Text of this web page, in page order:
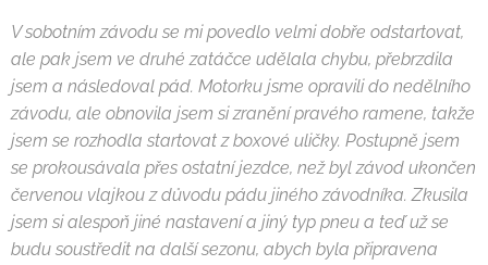
V sobotním závodu se mi povedlo velmi dobře odstartovat,
ale pak jsem ve druhé zatáčce udělala chybu, přebrzdila
jsem a následoval pád. Motorku jsme opravili do nedělního
závodu, ale obnovila jsem si zranění pravého ramene, takže
jsem se rozhodla startovat z boxové uličky. Postupně jsem
se prokousávala přes ostatní jezdce, než byl závod ukončen
červenou vlajkou z důvodu pádu jiného závodníka. Zkusila
jsem si alespoň jiné nastavení a jiný typ pneu a teď už se
budu soustředit na další sezonu, abych byla připravena